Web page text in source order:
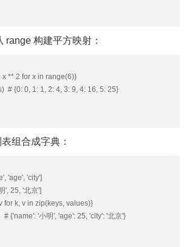
range 构建平方映射：
x ** 2 for x in range(6)}
# {0: 0, 1: 1, 2: 4, 3: 9, 4: 16, 5: 25}
组合成字典：
'age', 'city']
', 25, '北京']
for k, v in zip(keys, values)}
{'name': '小明', 'age': 25, 'city': '北京'}